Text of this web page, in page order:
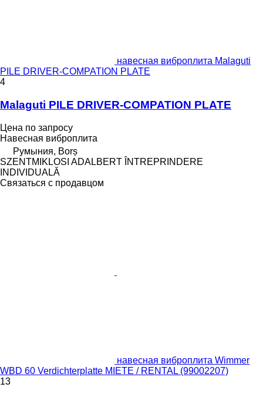
навесная виброплита Malaguti
PILE DRIVER-COMPATION PLATE
4
Malaguti PILE DRIVER-COMPATION PLATE
Цена по запросу
Навесная виброплита
Румыния, Borș
SZENTMIKLOSI ADALBERT ÎNTREPRINDERE
INDIVIDUALĂ
Связаться с продавцом
навесная виброплита Wimmer
WBD 60 Verdichterplatte MIETE / RENTAL (99002207)
13